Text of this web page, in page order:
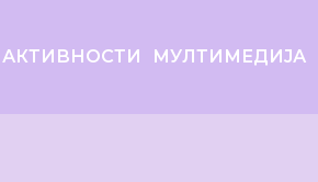
АКТИВНОСТИ МУЛТИМЕДИЈА